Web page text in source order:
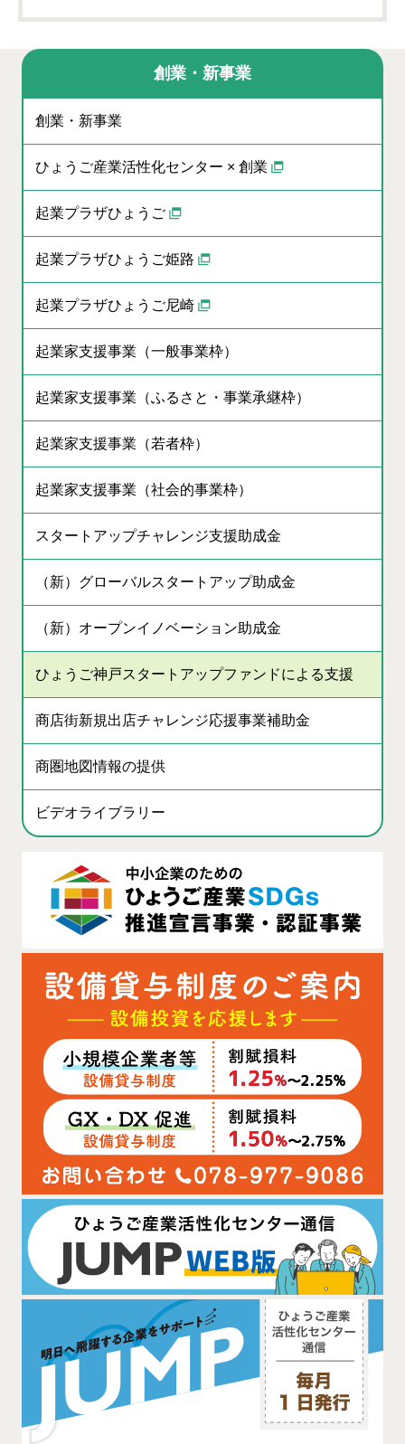
創業・新事業
創業・新事業
ひょうご産業活性化センター × 創業
起業プラザひょうご
起業プラザひょうご姫路
起業プラザひょうご尼崎
起業家支援事業（一般事業枠）
起業家支援事業（ふるさと・事業承継枠）
起業家支援事業（若者枠）
起業家支援事業（社会的事業枠）
スタートアップチャレンジ支援助成金
（新）グローバルスタートアップ助成金
（新）オープンイノベーション助成金
ひょうご神戸スタートアップファンドによる支援
商店街新規出店チャレンジ応援事業補助金
商圏地図情報の提供
ビデオライブラリー